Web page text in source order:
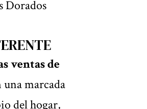
Dorados
ventas de
una marcada
del hogar,